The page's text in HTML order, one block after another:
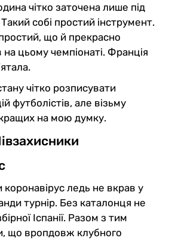
чітко заточена лише під
собі простий інструмент.
що й прекрасно
цьому чемпіонаті. Франція
чітко розписувати
футболістів, але візьму
на мою думку.
ледь не вкрав у
турнір. Без каталонця не
Іспанії. Разом з тим
що вропдовж клубного